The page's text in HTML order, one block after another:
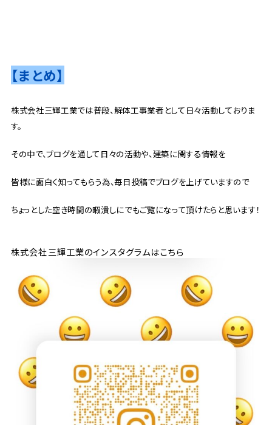
【まとめ】
株式会社三輝工業では普段、解体工事業者として日々活動しておりま
す。
その中で、ブログを通して日々の活動や、建築に関する情報を
皆様に面白く知ってもらう為、毎日投稿でブログを上げていますので
ちょっとした空き時間の暇潰しにでもご覧になって頂けたらと思います！
株式会社三輝工業のインスタグラムはこちら